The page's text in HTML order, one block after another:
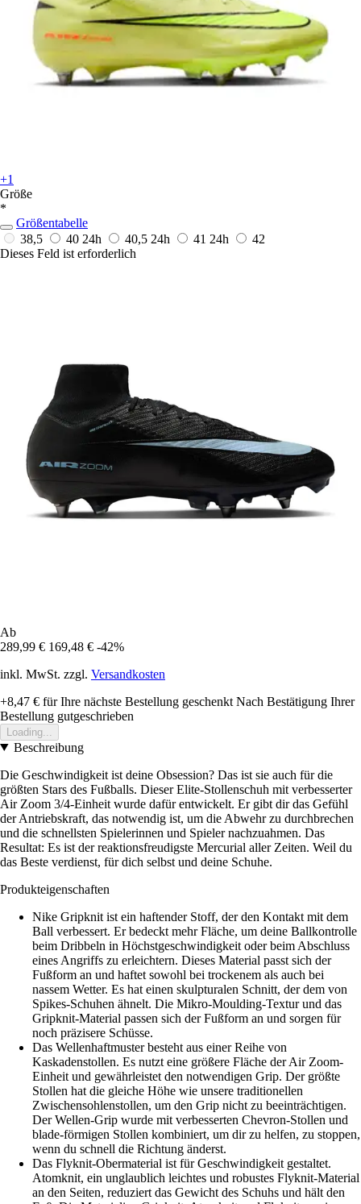
+1
Größe
*
Größentabelle
38,5
40 24h 40,5 24h 41 24h
42
Dieses Feld ist erforderlich
Ab
289,99 € 169,48 € -42%
inkl. MwSt. zzgl. Versandkosten
+8,47 € für Ihre nächste Bestellung geschenkt Nach Bestätigung Ihrer
Bestellung gutgeschrieben
Loading...
Beschreibung
Die Geschwindigkeit ist deine Obsession? Das ist sie auch für die
größten Stars des Fußballs. Dieser Elite-Stollenschuh mit verbesserter
Air Zoom 3/4-Einheit wurde dafür entwickelt. Er gibt dir das Gefühl
der Antriebskraft, das notwendig ist, um die Abwehr zu durchbrechen
und die schnellsten Spielerinnen und Spieler nachzuahmen. Das
Resultat: Es ist der reaktionsfreudigste Mercurial aller Zeiten. Weil du
das Beste verdienst, für dich selbst und deine Schuhe.
Produkteigenschaften
Nike Gripknit ist ein haftender Stoff, der den Kontakt mit dem
Ball verbessert. Er bedeckt mehr Fläche, um deine Ballkontrolle
beim Dribbeln in Höchstgeschwindigkeit oder beim Abschluss
eines Angriffs zu erleichtern. Dieses Material passt sich der
Fußform an und haftet sowohl bei trockenem als auch bei
nassem Wetter. Es hat einen skulpturalen Schnitt, der dem von
Spikes-Schuhen ähnelt. Die Mikro-Moulding-Textur und das
Gripknit-Material passen sich der Fußform an und sorgen für
noch präzisere Schüsse.
Das Wellenhaftmuster besteht aus einer Reihe von
Kaskadenstollen. Es nutzt eine größere Fläche der Air Zoom-
Einheit und gewährleistet den notwendigen Grip. Der größte
Stollen hat die gleiche Höhe wie unsere traditionellen
Zwischensohlenstollen, um den Grip nicht zu beeinträchtigen.
Der Wellen-Grip wurde mit verbesserten Chevron-Stollen und
blade-förmigen Stollen kombiniert, um dir zu helfen, zu stoppen,
wenn du schnell die Richtung änderst.
Das Flyknit-Obermaterial ist für Geschwindigkeit gestaltet.
Atomknit, ein unglaublich leichtes und robustes Flyknit-Material
an den Seiten, reduziert das Gewicht des Schuhs und hält den